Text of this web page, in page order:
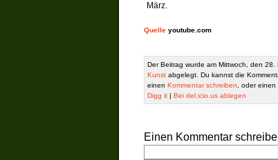
März.
Quelle youtube.com
Der Beitrag wurde am Mittwoch, den
Kunst abgelegt. Du kannst die
einen Kommentar schreiben , oder einen
Digg it | Bei del.icio.us ablegen
Einen Kommentar